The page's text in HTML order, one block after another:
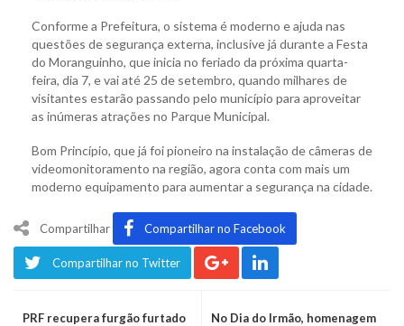
Conforme a Prefeitura, o sistema é moderno e ajuda nas
questões de segurança externa, inclusive já durante a Festa
do Moranguinho, que inicia no feriado da próxima quarta-
feira, dia 7, e vai até 25 de setembro, quando milhares de
visitantes estarão passando pelo município para aproveitar
as inúmeras atrações no Parque Municipal.
Bom Princípio, que já foi pioneiro na instalação de câmeras de
videomonitoramento na região, agora conta com mais um
moderno equipamento para aumentar a segurança na cidade.
Compartilhar Compartilhar no Facebook
Compartilhar no Twitter
PRF recupera furgão furtado
No Dia do Irmão, homenagem